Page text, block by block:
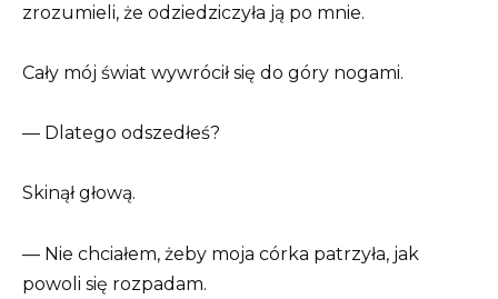
zrozumieli, że odziedziczyła ją po mnie.
Cały mój świat wywrócił się do góry nogami.
— Dlatego odszedłeś?
Skinął głową.
— Nie chciałem, żeby moja córka patrzyła, jak
powoli się rozpadam.